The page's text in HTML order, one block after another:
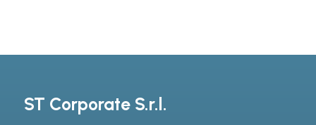
ST Corporate S.r.l.